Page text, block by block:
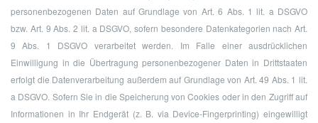
personenbezogenen Daten auf Grundlage von Art. 6 Abs. 1 lit. a DSGVO
bzw. Art. 9 Abs. 2 lit. a DSGVO, sofern besondere Datenkategorien nach Art.
9 Abs. 1 DSGVO verarbeitet werden. Im Falle einer ausdrücklichen
Einwilligung in die Übertragung personenbezogener Daten in Drittstaaten
erfolgt die Datenverarbeitung außerdem auf Grundlage von Art. 49 Abs. 1 lit.
a DSGVO. Sofern Sie in die Speicherung von Cookies oder in den Zugriff auf
Informationen in Ihr Endgerät (z. B. via Device-Fingerprinting) eingewilligt